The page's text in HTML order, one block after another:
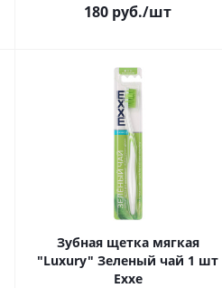
180 руб./шт
Зубная щетка мягкая
"Luxury" Зеленый чай 1 шт
Exxe